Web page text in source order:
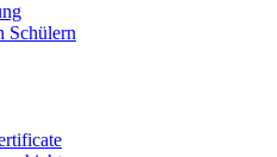
Schülern